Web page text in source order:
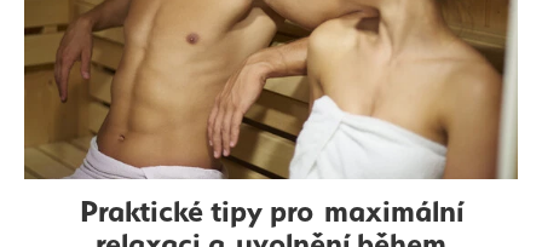
Praktické tipy pro maximální